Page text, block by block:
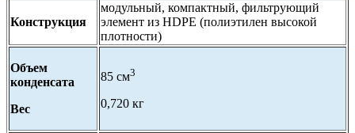
Конструкция
модульный, компактный, фильтрующий
элемент из HDPE (полиэтилен высокой
плотности)
Объем
конденсата
Вес
85 см3
0,720 кг